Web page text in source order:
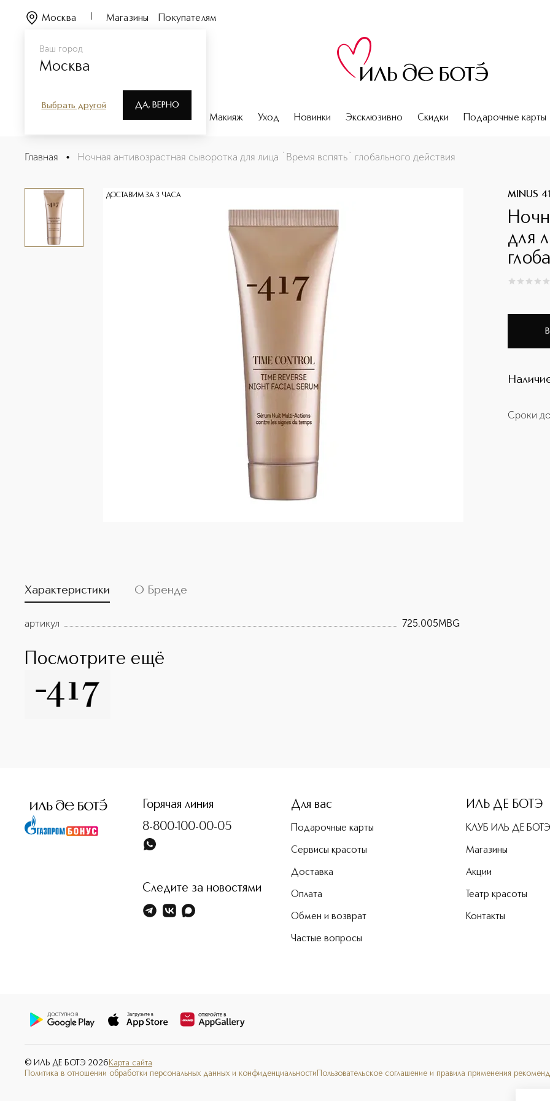
Ваш город
Москва
Выбрать другой ДА, ВЕРНО
Москва Магазины Покупателям
Парфюмерия Макияж Уход Новинки Эксклюзивно Скидки Подарочные карты
Ночная антивозрастная сыворотка для лица `Время вспять` глобального действия
Описание
Главная • Ночная антивозрастная сыворотка для лица `Время вспять` глобального действия
ДОСТАВИМ ЗА 3 ЧАСА MINUS
для
0из 0
Сроки
Характеристики О Бренде
артикул 725.005MBG
Посмотрите ещё
Горячая линия
8-800-100-00-05
Следите за новостями
Для вас
Подарочные карты
Сервисы красоты
Доставка
Оплата
Обмен и возврат
Частые вопросы
ИЛЬ ДЕ БОТЭ
КЛУБ ИЛЬ ДЕ БОТЭ
Магазины
Акции
Театр красоты
Контакты
© ИЛЬ ДЕ БОТЭ 2026 Карта сайта
Политика в отношении обработки персональных данных и конфиденциальности Пользовательское соглашение и правила применения